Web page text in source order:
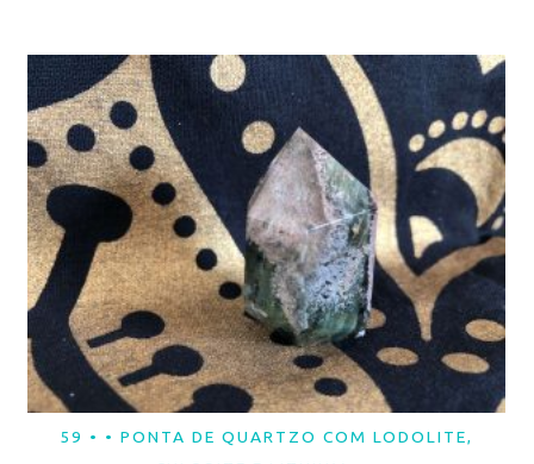
LER MAIS
59 • • PONTA DE QUARTZO COM LODOLITE,